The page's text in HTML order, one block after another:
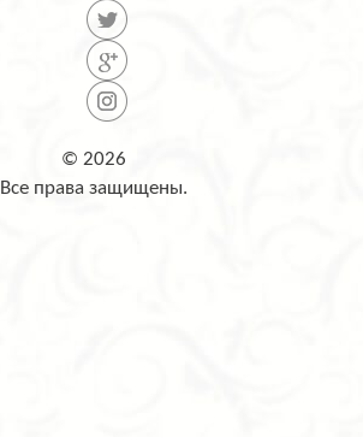
© 2026
Все права защищены.